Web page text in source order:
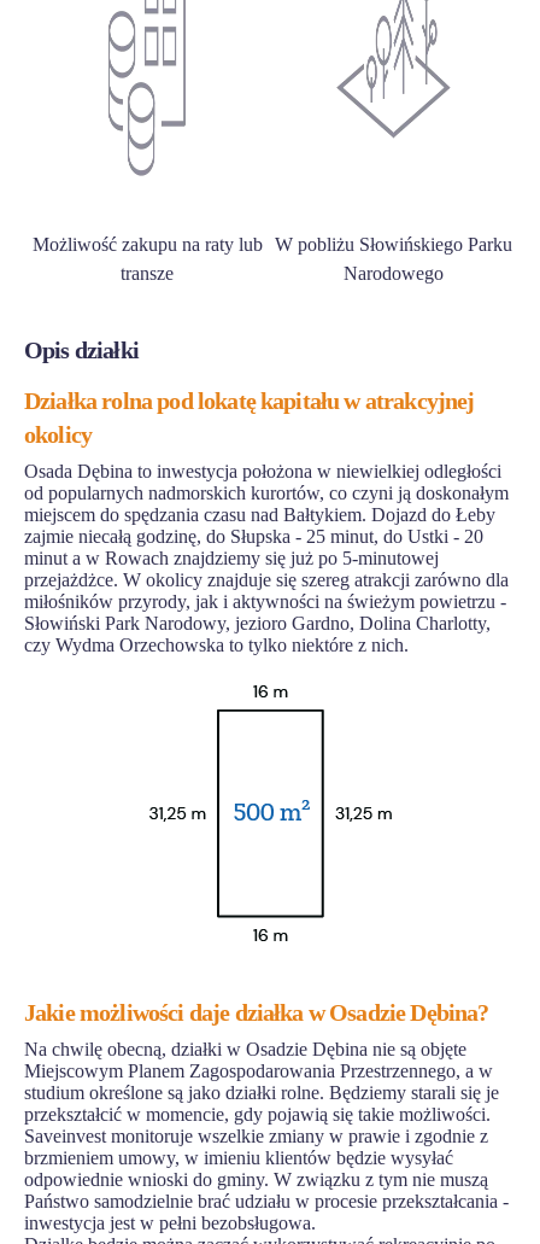
Możliwość zakupu na raty lub
transze
W pobliżu Słowińskiego Parku
Narodowego
Opis działki
Działka rolna pod lokatę kapitału w atrakcyjnej
okolicy
Osada Dębina to inwestycja położona w niewielkiej odległości
od popularnych nadmorskich kurortów, co czyni ją doskonałym
miejscem do spędzania czasu nad Bałtykiem. Dojazd do Łeby
zajmie niecałą godzinę, do Słupska - 25 minut, do Ustki - 20
minut a w Rowach znajdziemy się już po 5-minutowej
przejażdżce. W okolicy znajduje się szereg atrakcji zarówno dla
miłośników przyrody, jak i aktywności na świeżym powietrzu -
Słowiński Park Narodowy, jezioro Gardno, Dolina Charlotty,
czy Wydma Orzechowska to tylko niektóre z nich.
Jakie możliwości daje działka w Osadzie Dębina?
Na chwilę obecną, działki w Osadzie Dębina nie są objęte
Miejscowym Planem Zagospodarowania Przestrzennego, a w
studium określone są jako działki rolne. Będziemy starali się je
przekształcić w momencie, gdy pojawią się takie możliwości.
Saveinvest monitoruje wszelkie zmiany w prawie i zgodnie z
brzmieniem umowy, w imieniu klientów będzie wysyłać
odpowiednie wnioski do gminy. W związku z tym nie muszą
Państwo samodzielnie brać udziału w procesie przekształcania -
inwestycja jest w pełni bezobsługowa.